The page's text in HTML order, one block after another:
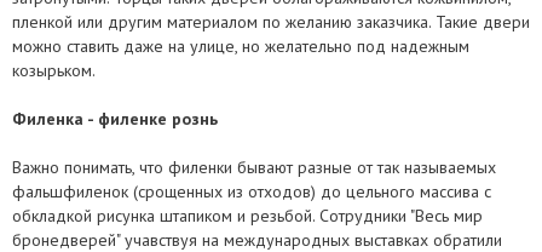
например: Автолюкс, САТ и другими; так и нашими силами. Доставка
перевозчиком бронедвери в регионы Украины не входит в
стоимость наших входных дверей и оплачивается отдельно.
убедитесь в наличии следующего:
Договор на изготовление бронедвери с круглой мокрой печатью
Паспорт на бронедвери, заполненный установщиками дверей и
Маркировка продукции: фирменная бирка на коробке
бронедвери.
Фирменный знак качества на наружном полотне бронедвери.
пленкой или другим материалом по желанию заказчика. Такие двери
можно ставить даже на улице, но желательно под надежным
козырьком.
Филенка - филенке рознь
Важно понимать, что филенки бывают разные от так называемых
фальшфиленок (срощенных из отходов) до цельного массива с
обкладкой рисунка штапиком и резьбой. Сотрудники "Весь мир
бронедверей" учавствуя на международных выставках обратили